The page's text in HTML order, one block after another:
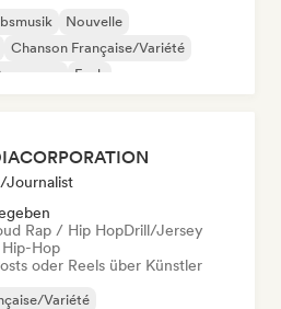
Nouvelle
Chanson Française/Variété
pop Funk
Journalist
Rap / Hip HopDrill/Jersey
Hop
oder Reels über Künstler
Variété